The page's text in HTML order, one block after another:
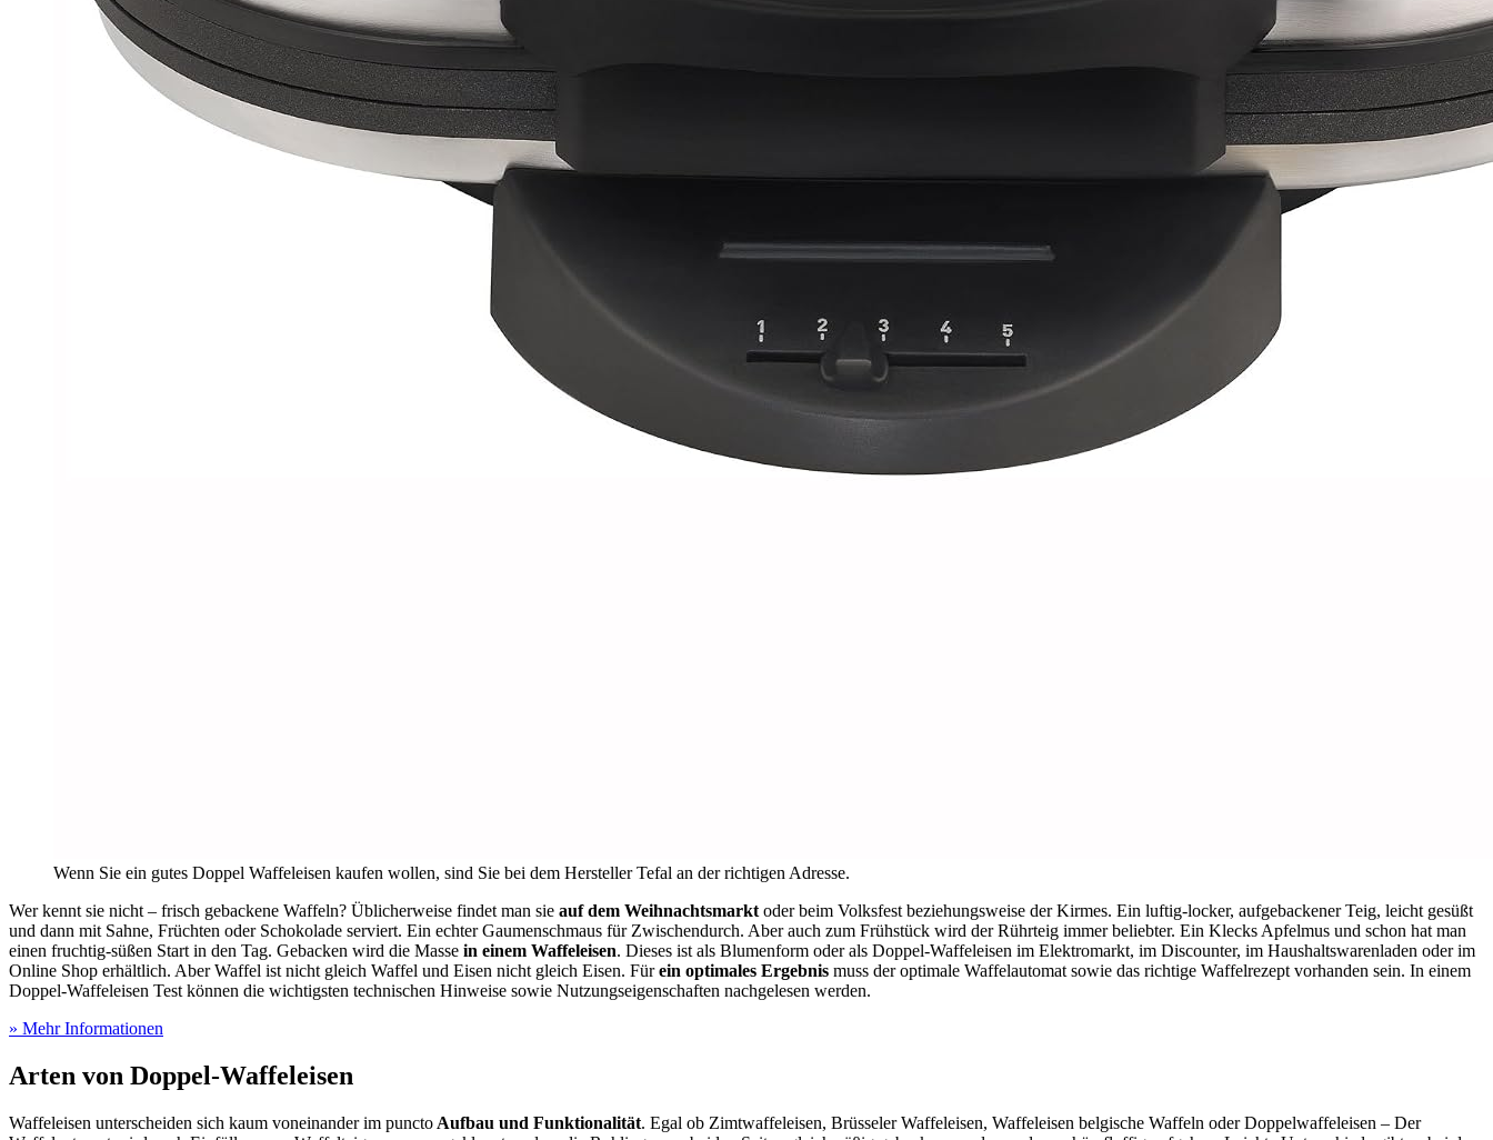
Wenn Sie ein gutes Doppel Waffeleisen kaufen wollen, sind Sie bei dem Hersteller Tefal an der richtigen Adresse.
Wer kennt sie nicht – frisch gebackene Waffeln? Üblicherweise findet man sie auf dem Weihnachtsmarkt oder beim Volksfest beziehungsweise der Kirmes. Ein luftig-locker, aufgebackener Teig, leicht gesüßt
und dann mit Sahne, Früchten oder Schokolade serviert. Ein echter Gaumenschmaus für Zwischendurch. Aber auch zum Frühstück wird der Rührteig immer beliebter. Ein Klecks Apfelmus und schon hat man
einen fruchtig-süßen Start in den Tag. Gebacken wird die Masse in einem Waffeleisen. Dieses ist als Blumenform oder als Doppel-Waffeleisen im Elektromarkt, im Discounter, im Haushaltswarenladen oder im
Online Shop erhältlich. Aber Waffel ist nicht gleich Waffel und Eisen nicht gleich Eisen. Fürein optimales Ergebnis muss der optimale Waffelautomat sowie das richtige Waffelrezept vorhanden sein. In einem
Doppel-Waffeleisen Test können die wichtigsten technischen Hinweise sowie Nutzungseigenschaften nachgelesen werden.
» Mehr Informationen
Arten von Doppel-Waffeleisen
Waffeleisen unterscheiden sich kaum voneinander im puncto Aufbau und Funktionalität. Egal ob Zimtwaffeleisen, Brüsseler Waffeleisen, Waffeleisen belgische Waffeln oder Doppelwaffeleisen – Der